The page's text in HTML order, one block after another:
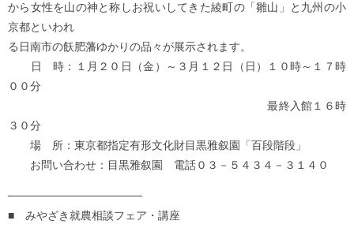
から女性を山の神と称しお祝いしてきた綾町の「雛山」と九州の小
京都といわれ
る日南市の飫肥藩ゆかりの品々が展示されます。
日 時：１月２０日（金）～３月１２日（日）１０時～１７時
００分
最終入館１６時
３０分
場 所：東京都指定有形文化財目黒雅叙園「百段階段」
お問い合わせ：目黒雅叙園 電話０３－５４３４－３１４０
─────────────────
■ みやざき就農相談フェア・講座